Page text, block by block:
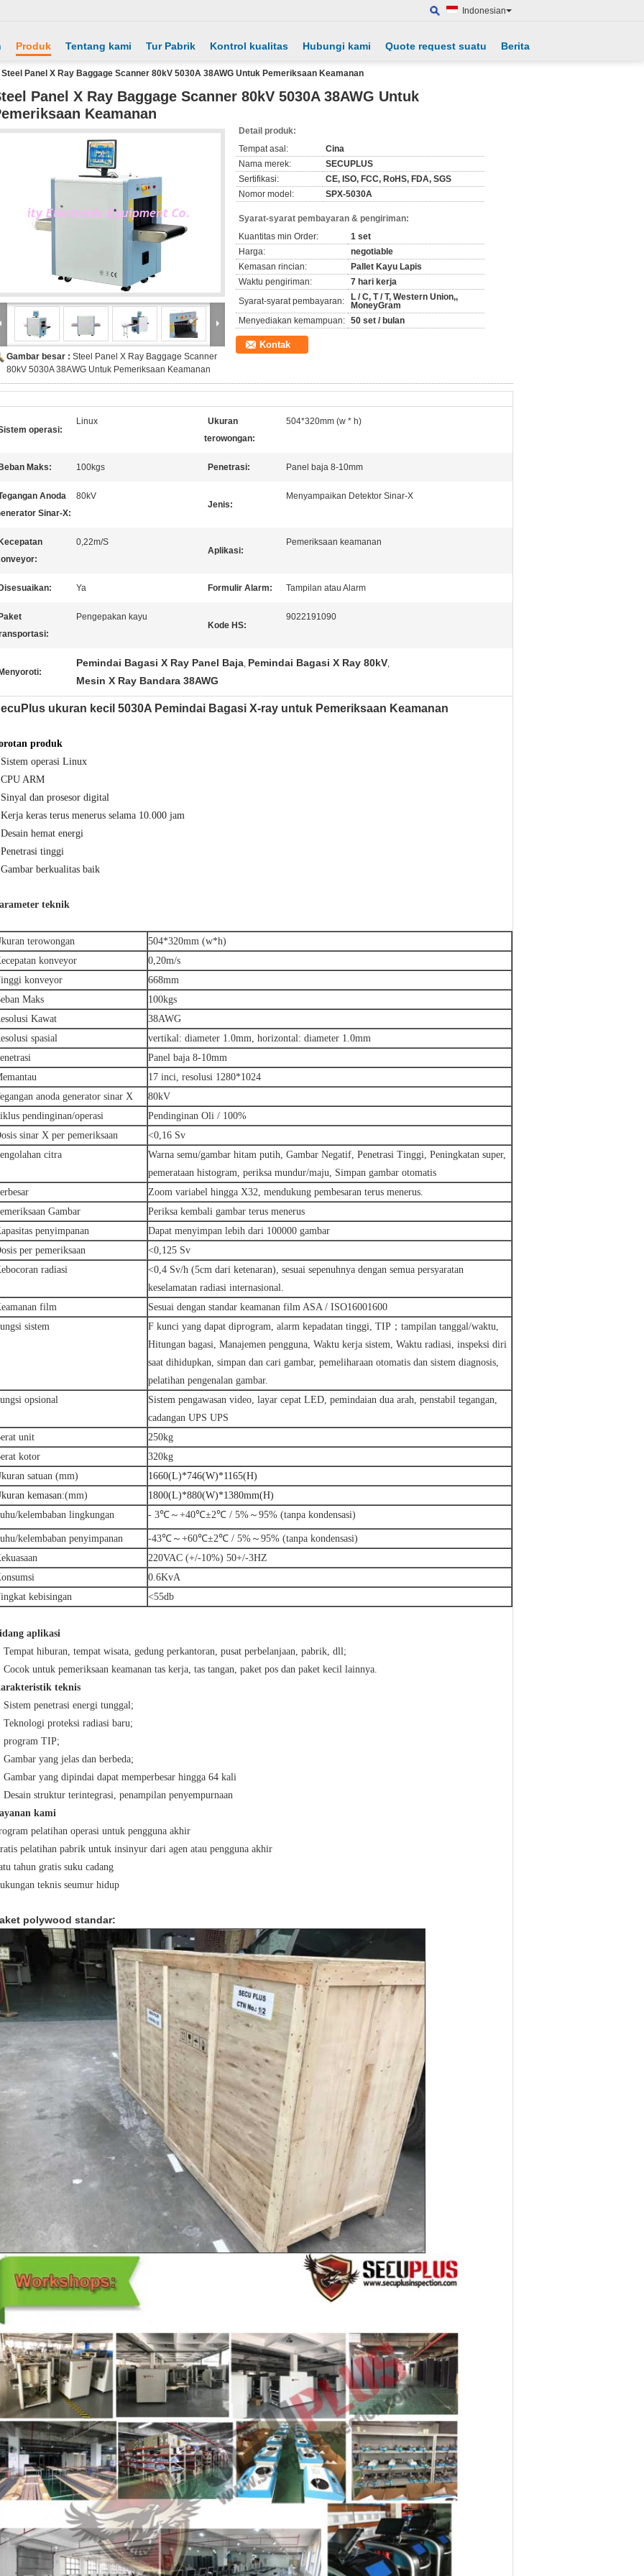
Indonesian
Produk Tentang kami Tur Pabrik Kontrol kualitas Hubungi kami Quote request suatu Berita
Steel Panel X Ray Baggage Scanner 80kV 5030A 38AWG Untuk Pemeriksaan Keamanan
Panel X Ray Baggage Scanner 80kV 5030A 38AWG Untuk
Keamanan
Gambar besar : Steel Panel X Ray Baggage Scanner
80kV 5030A 38AWG Untuk Pemeriksaan Keamanan
Detail produk:
Tempat asal:
Cina
Nama merek:
SECUPLUS
Sertifikasi:
CE, ISO, FCC, RoHS, FDA, SGS
Nomor model:
SPX-5030A
Syarat-syarat pembayaran & pengiriman:
Kuantitas min Order:
1 set
Harga:
negotiable
Kemasan rincian:
Pallet Kayu Lapis
Waktu pengiriman:
7 hari kerja
Syarat-syarat pembayaran:
L / C, T / T, Western Union,,
MoneyGram
Menyediakan kemampuan: 50 set / bulan
Kontak
operasi:
Linux
Ukuran
terowongan:
504*320mm (w * h)
Beban Maks: 100kgs Penetrasi: Panel baja 8-10mm
Anoda
Sinar-X:
80kV
Jenis:
Menyampaikan Detektor Sinar-X
Kecepatan
0,22m/S
Aplikasi:
Pemeriksaan keamanan
Disesuaikan: Ya Formulir Alarm: Tampilan atau Alarm
Paket
Pengepakan kayu
Kode HS:
9022191090
Menyoroti:
Pemindai Bagasi X Ray Panel Baja, Pemindai Bagasi X Ray 80kV,
Mesin X Ray Bandara 38AWG
ukuran kecil 5030A Pemindai Bagasi X-ray untuk Pemeriksaan Keamanan
produk
operasi Linux
ARM
dan prosesor digital
keras terus menerus selama 10.000 jam
hemat energi
tinggi
berkualitas baik
teknik
terowongan
504*320mm (w*h)
konveyor
0,20m/s
konveyor
668mm
Maks
100kgs
Kawat
38AWG
spasial
vertikal: diameter 1.0mm, horizontal: diameter 1.0mm
Panel baja 8-10mm
17 inci, resolusi 1280*1024
anoda generator sinar X
80kV
pendinginan/operasi
Pendinginan Oli / 100%
sinar X per pemeriksaan
<0,16 Sv
citra
Warna semu/gambar hitam putih, Gambar Negatif, Penetrasi Tinggi, Peningkatan super,
pemerataan histogram, periksa mundur/maju, Simpan gambar otomatis
Zoom variabel hingga X32, mendukung pembesaran terus menerus.
Gambar
Periksa kembali gambar terus menerus
penyimpanan
Dapat menyimpan lebih dari 100000 gambar
per pemeriksaan
<0,125 Sv
radiasi
<0,4 Sv/h (5cm dari ketenaran), sesuai sepenuhnya dengan semua persyaratan
keselamatan radiasi internasional.
film
Sesuai dengan standar keamanan film ASA / ISO16001600
sistem
F kunci yang dapat diprogram, alarm kepadatan tinggi, TIP；tampilan tanggal/waktu,
Hitungan bagasi, Manajemen pengguna, Waktu kerja sistem, Waktu radiasi, inspeksi diri
saat dihidupkan, simpan dan cari gambar, pemeliharaan otomatis dan sistem diagnosis,
pelatihan pengenalan gambar.
opsional
Sistem pengawasan video, layar cepat LED, pemindaian dua arah, penstabil tegangan,
cadangan UPS UPS
unit
250kg
kotor
320kg
satuan (mm)
1660(L)*746(W)*1165(H)
kemasan:(mm)
1800(L)*880(W)*1380mm(H)
kelembaban lingkungan
- 3℃～+40℃±2℃ / 5%～95% (tanpa kondensasi)
kelembaban penyimpanan
-43℃～+60℃±2℃ / 5%～95% (tanpa kondensasi)
220VAC (+/-10%) 50+/-3HZ
0.6KvA
kebisingan
<55db
aplikasi
Tempat hiburan, tempat wisata, gedung perkantoran, pusat perbelanjaan, pabrik, dll;
Cocok untuk pemeriksaan keamanan tas kerja, tas tangan, paket pos dan paket kecil lainnya.
teknis
Sistem penetrasi energi tunggal;
Teknologi proteksi radiasi baru;
program TIP;
Gambar yang jelas dan berbeda;
Gambar yang dipindai dapat memperbesar hingga 64 kali
Desain struktur terintegrasi, penampilan penyempurnaan
kami
pelatihan operasi untuk pengguna akhir
pelatihan pabrik untuk insinyur dari agen atau pengguna akhir
tahun gratis suku cadang
teknis seumur hidup
polywood standar: